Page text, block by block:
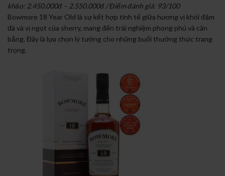
khảo: 2.450.000đ – 2.550.000đ / Điểm đánh giá: 93/100
Bowmore 18 Year Old là sự kết hợp tinh tế giữa hương vị khói đậm
đà và vị ngọt của sherry, mang đến trải nghiệm phong phú và cân
bằng. Đây là lựa chọn lý tưởng cho những buổi thưởng thức trang
trọng.